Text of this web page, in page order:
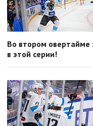
Во втором овертайме
в этой серии!